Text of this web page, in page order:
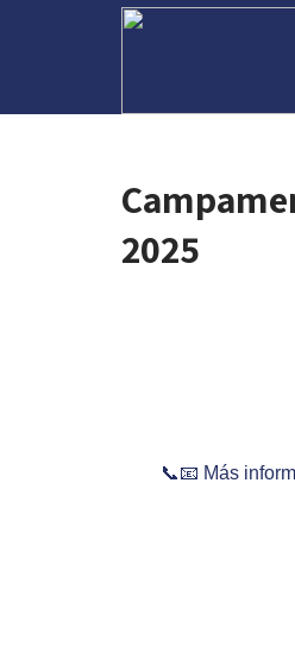
2025
📞📧 Más